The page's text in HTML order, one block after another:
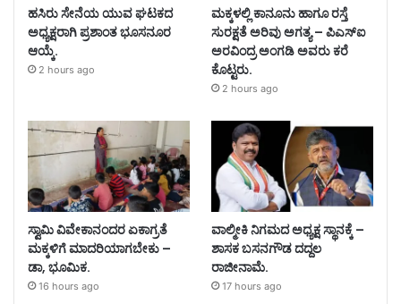
ಹಸಿರು ಸೇನೆಯ ಯುವ ಘಟಕದ
ಅಧ್ಯಕ್ಷರಾಗಿ ಪ್ರಶಾಂತ ಭೂಸನೂರ
ಆಯ್ಕೆ.
2 hours ago
ಮಕ್ಕಳಲ್ಲಿ ಕಾನೂನು ಹಾಗೂ ರಸ್ತೆ
ಸುರಕ್ಷತೆ ಅರಿವು ಅಗತ್ಯ – ಪಿಎಸ್‌ಐ
ಅರವಿಂದ್ರ ಅಂಗಡಿ ಅವರು ಕರೆ
ಕೊಟ್ಟರು.
2 hours ago
ಸ್ವಾಮಿ ವಿವೇಕಾನಂದರ ಏಕಾಗ್ರತೆ
ಮಕ್ಕಳಿಗೆ ಮಾದರಿಯಾಗಬೇಕು –
ಡಾ, ಭೂಮಿಕ.
16 hours ago
ವಾಲ್ಮೀಕಿ ನಿಗಮದ ಅಧ್ಯಕ್ಷ ಸ್ಥಾನಕ್ಕೆ –
ಶಾಸಕ ಬಸನಗೌಡ ದದ್ದಲ
ರಾಜೀನಾಮೆ.
17 hours ago